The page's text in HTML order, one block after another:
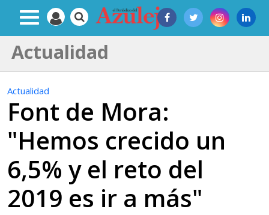
Actualidad
Actualidad
Font de Mora:
"Hemos crecido un
6,5% y el reto del
2019 es ir a más"